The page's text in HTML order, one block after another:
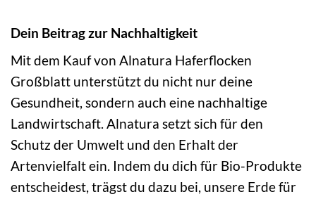
Dein Beitrag zur Nachhaltigkeit
Mit dem Kauf von Alnatura Haferflocken
Großblatt unterstützt du nicht nur deine
Gesundheit, sondern auch eine nachhaltige
Landwirtschaft. Alnatura setzt sich für den
Schutz der Umwelt und den Erhalt der
Artenvielfalt ein. Indem du dich für Bio-Produkte
entscheidest, trägst du dazu bei, unsere Erde für